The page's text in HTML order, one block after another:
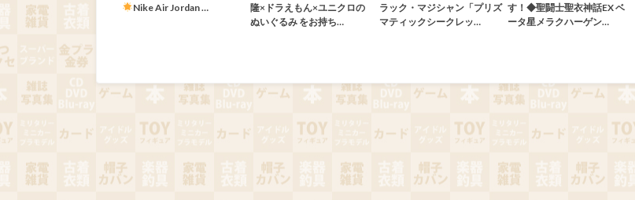
Nike Air Jordan …
隆×ドラえもん×ユニクロの
ぬいぐるみ をお持ち…
ラック・マジシャン「プリズ
マティックシークレッ…
す！◆聖闘士聖衣神話EX ベ
ータ星メラクハーゲン…